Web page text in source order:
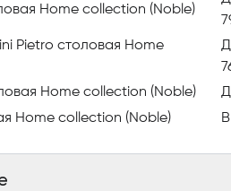
Поверхность покрывается
полиэстер для глянцевого
обивок —
кожи представлены в
итальянской компании
и респектабельный интерьер,
Home collection (Noble)
Pietro столовая Home
Home collection (Noble)
Д
Home collection (Noble)